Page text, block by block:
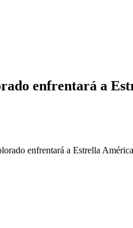
enfrentará a
enfrentará a Estrella